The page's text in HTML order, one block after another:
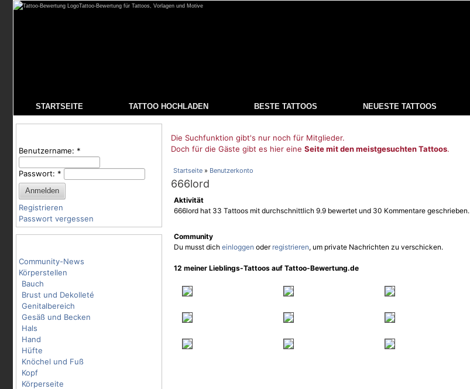
Tattoo-Bewertung für Tattoos, Vorlagen und Motive
STARTSEITE TATTOO HOCHLADEN BESTE TATTOOS NEUESTE TATTOOS
Benutzername: *
Passwort: *
Registrieren
Passwort vergessen
Community-News
Körperstellen
Bauch
Brust und Dekolleté
Genitalbereich
Gesäß und Becken
Hals
Hand
Hüfte
Knöchel und Fuß
Kopf
Körperseite
Die Suchfunktion gibt's nur noch für Mitglieder.
Doch für die Gäste gibt es hier eine Seite mit den meistgesuchten Tattoos.
Startseite » Benutzerkonto
666lord
Aktivität
666lord hat 33 Tattoos mit durchschnittlich 9.9 bewertet und 30 Kommentare geschrieben.
Community
Du musst dich einloggen oder registrieren, um private Nachrichten zu verschicken.
12 meiner Lieblings-Tattoos auf Tattoo-Bewertung.de